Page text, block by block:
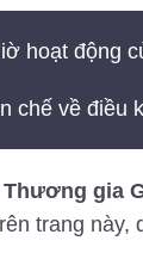
hoạt động
chế về điều
gia
trang